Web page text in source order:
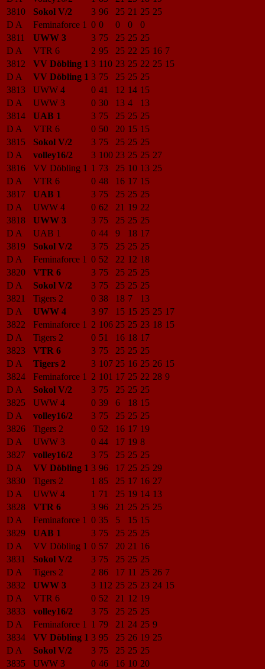
3810
Sokol V/2 3 96 25 21 25 25
D A
Feminaforce 1 0 0 0 0
0
3811
UWW 3 3 75 25 25 25
D A
VTR 6 2 95 25 22 25 16 7
3812
VV Döbling 1 3 110 23 25 22 25 15
D A
VV Döbling 1 3 75 25 25 25
3813
UWW 4 0 41 12 14 15
D A
UWW 3 0 30 13 4
13
3814
UAB 1 3 75 25 25 25
D A
VTR 6 0 50 20 15 15
3815
Sokol V/2 3 75 25 25 25
D A
volley16/2 3 100 23 25 25 27
3816
VV Döbling 1 1 73 25 10 13 25
D A
VTR 6 0 48 16 17 15
3817
UAB 1 3 75 25 25 25
D A
UWW 4 0 62 21 19 22
3818
UWW 3 3 75 25 25 25
D A
UAB 1 0 44 9 18 17
3819
Sokol V/2 3 75 25 25 25
D A
Feminaforce 1 0 52 22 12 18
3820
VTR 6 3 75 25 25 25
D A
Sokol V/2 3 75 25 25 25
3821
Tigers 2 0 38 18 7
13
D A
UWW 4 3 97 15 15 25 25 17
3822
Feminaforce 1 2 106 25 25 23 18 15
D A
Tigers 2 0 51 16 18 17
3823
VTR 6 3 75 25 25 25
D A
Tigers 2 3 107 25 16 25 26 15
3824
Feminaforce 1 2 101 17 25 22 28 9
D A
Sokol V/2 3 75 25 25 25
3825
UWW 4 0 39 6 18 15
D A
volley16/2 3 75 25 25 25
3826
Tigers 2 0 52 16 17 19
D A
UWW 3 0 44 17 19 8
3827
volley16/2 3 75 25 25 25
D A
VV Döbling 1 3 96 17 25 25 29
3830
Tigers 2 1 85 25 17 16 27
D A
UWW 4 1 71 25 19 14 13
3828
VTR 6 3 96 21 25 25 25
D A
Feminaforce 1 0 35 5 15 15
3829
UAB 1 3 75 25 25 25
D A
VV Döbling 1 0 57 20 21 16
3831
Sokol V/2 3 75 25 25 25
D A
Tigers 2 2 86 17 11 25 26 7
3832
UWW 3 3 112 25 25 23 24 15
D A
VTR 6 0 52 21 12 19
3833
volley16/2 3 75 25 25 25
D A
Feminaforce 1 1 79 21 24 25 9
3834
VV Döbling 1 3 95 25 26 19 25
D A
Sokol V/2 3 75 25 25 25
3835
UWW 3 0 46 16 10 20